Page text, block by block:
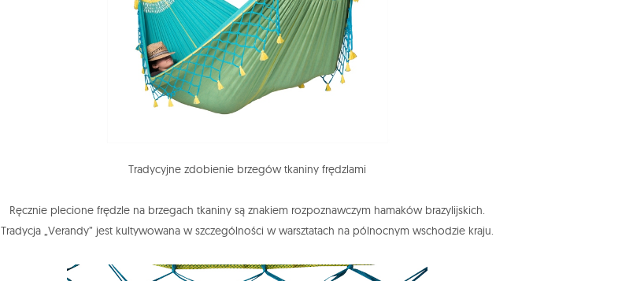
Tradycyjne zdobienie brzegów tkaniny frędzlami
Ręcznie plecione frędzle na brzegach tkaniny są znakiem rozpoznawczym hamaków brazylijskich.
Tradycja „Verandy” jest kultywowana w szczególności w warsztatach na pólnocnym wschodzie kraju.